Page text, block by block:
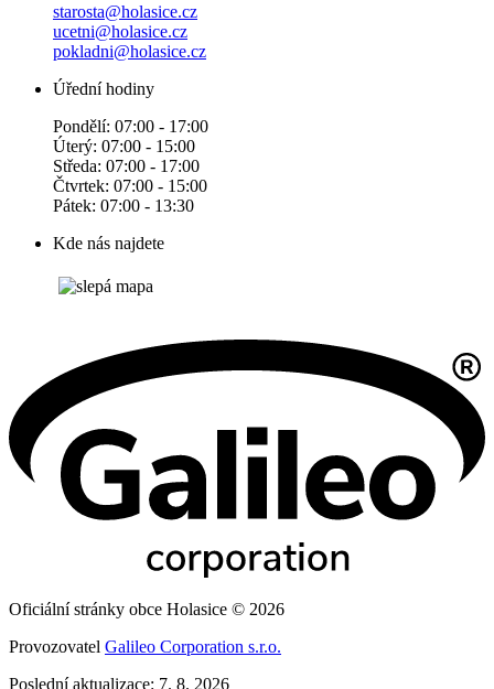
starosta@holasice.cz
ucetni@holasice.cz
pokladni@holasice.cz
Úřední hodiny
Pondělí: 07:00 - 17:00
Úterý: 07:00 - 15:00
Středa: 07:00 - 17:00
Čtvrtek: 07:00 - 15:00
Pátek: 07:00 - 13:30
Kde nás najdete
Oficiální stránky obce Holasice © 2026
Provozovatel Galileo Corporation s.r.o.
Poslední aktualizace: 7. 8. 2026